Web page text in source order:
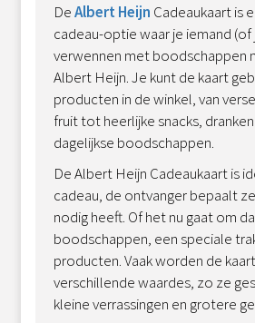
DeAlbert Heijn Cadeaukaart is
cadeau-optie waar je iemand
verwennen met boodschappen
Albert Heijn. Je kunt de kaart
producten in de winkel, van
fruit tot heerlijke snacks,
dagelijkse boodschappen.
De Albert Heijn Cadeaukaart is
cadeau, de ontvanger bepaalt
nodig heeft. Of het nu gaat om
boodschappen, een speciale
producten. Vaak worden de
verschillende waardes, zo ze
kleine verrassingen en grotere